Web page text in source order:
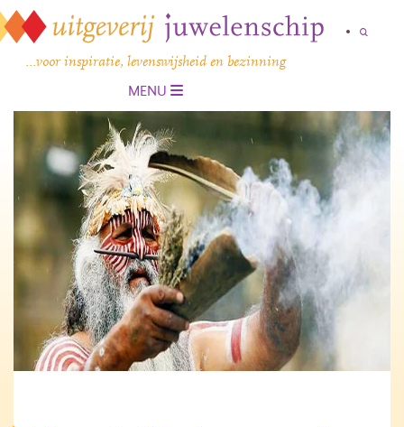
…voor inspiratie, levenswijsheid en bezinning
MENU